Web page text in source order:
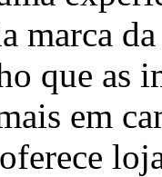
marca
que as
em